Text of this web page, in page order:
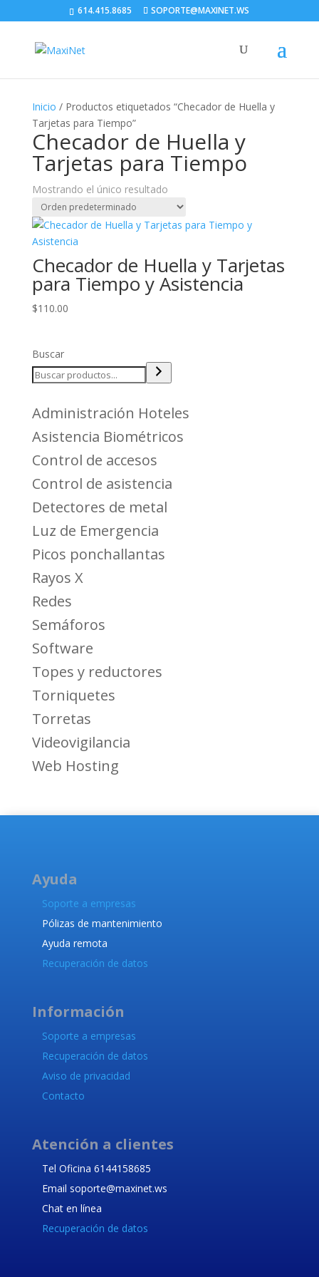
614.415.8685 SOPORTE@MAXINET.WS
Inicio / Productos etiquetados “Checador de Huella y
Tarjetas para Tiempo”
Checador de Huella y
Tarjetas para Tiempo
Mostrando el único resultado
Checador de Huella y Tarjetas
para Tiempo y Asistencia
$110.00
Buscar
Administración Hoteles
Asistencia Biométricos
Control de accesos
Control de asistencia
Detectores de metal
Luz de Emergencia
Picos ponchallantas
Rayos X
Redes
Semáforos
Software
Topes y reductores
Torniquetes
Torretas
Videovigilancia
Web Hosting
Ayuda
Soporte a empresas
Pólizas de mantenimiento
Ayuda remota
Recuperación de datos
Información
Soporte a empresas
Recuperación de datos
Aviso de privacidad
Contacto
Atención a clientes
Tel Oficina 6144158685
Email soporte@maxinet.ws
Chat en línea
Recuperación de datos